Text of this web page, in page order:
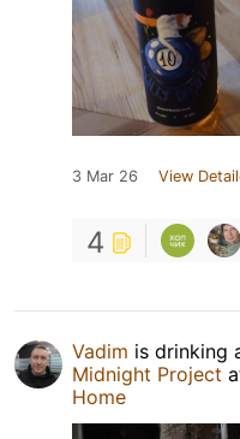
3 Mar 26 View
4
Vadim is drinking
Midnight Project
Home